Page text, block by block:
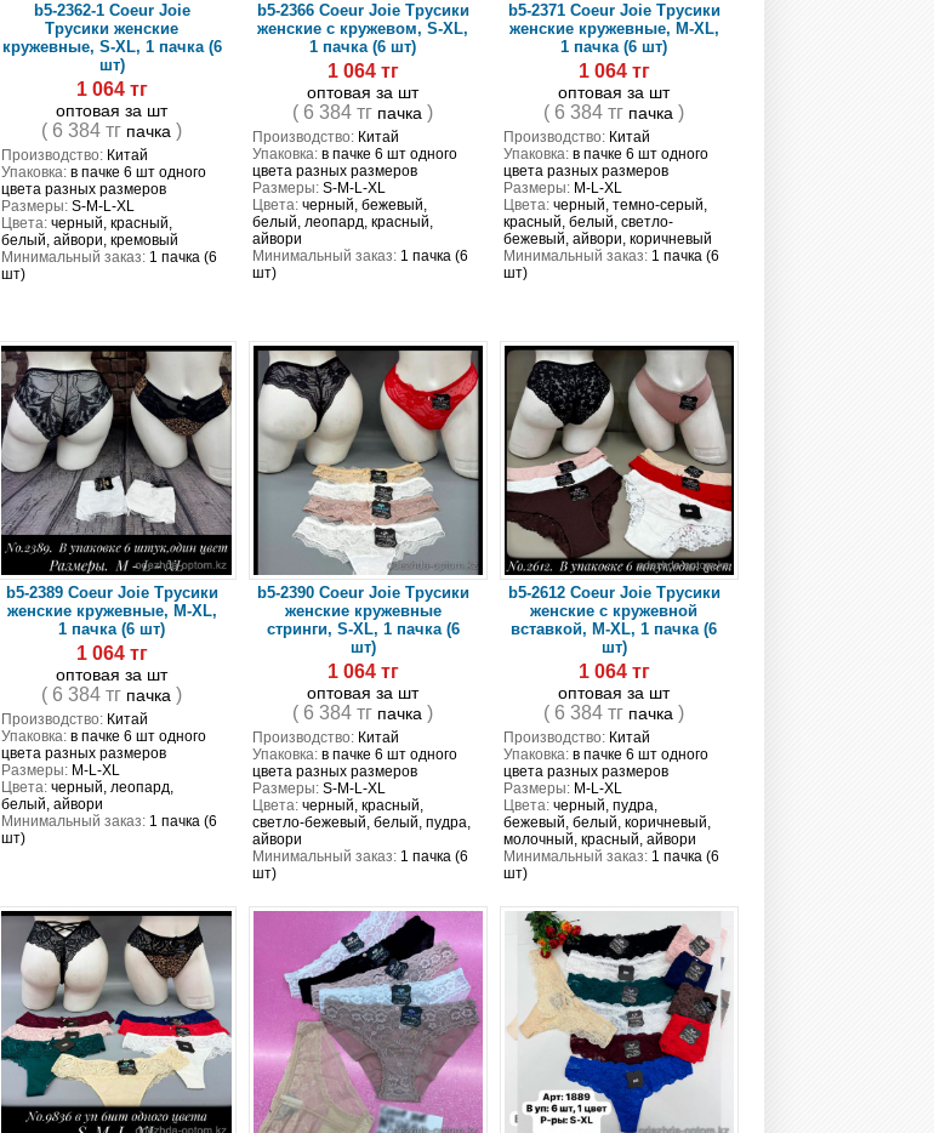
b5-2362-1 Coeur Joie
Трусики женские
кружевные, S-XL, 1 пачка (6
шт)
1 064 тг
оптовая за шт
( 6 384 тг пачка )
Производство:Китай
Упаковка:в пачке 6 шт одного
цвета разных размеров
Размеры:S-M-L-XL
Цвета:черный, красный,
белый, айвори, кремовый
Минимальный заказ:1 пачка (6
шт)
b5-2366 Coeur Joie Трусики
женские с кружевом, S-XL,
1 пачка (6 шт)
1 064 тг
оптовая за шт
( 6 384 тг пачка )
Производство:Китай
Упаковка:в пачке 6 шт одного
цвета разных размеров
Размеры:S-M-L-XL
Цвета:черный, бежевый,
белый, леопард, красный,
айвори
Минимальный заказ:1 пачка (6
шт)
b5-2371 Coeur Joie Трусики
женские кружевные, M-XL,
1 пачка (6 шт)
1 064 тг
оптовая за шт
( 6 384 тг пачка )
Производство:Китай
Упаковка:в пачке 6 шт одного
цвета разных размеров
Размеры:M-L-XL
Цвета:черный, темно-серый,
красный, белый, светло-
бежевый, айвори, коричневый
Минимальный заказ:1 пачка (6
шт)
b5-2389 Coeur Joie Трусики
женские кружевные, M-XL,
1 пачка (6 шт)
1 064 тг
оптовая за шт
( 6 384 тг пачка )
Производство:Китай
Упаковка:в пачке 6 шт одного
цвета разных размеров
Размеры:M-L-XL
Цвета:черный, леопард,
белый, айвори
Минимальный заказ:1 пачка (6
шт)
b5-2390 Coeur Joie Трусики
женские кружевные
стринги, S-XL, 1 пачка (6
шт)
1 064 тг
оптовая за шт
( 6 384 тг пачка )
Производство:Китай
Упаковка:в пачке 6 шт одного
цвета разных размеров
Размеры:S-M-L-XL
Цвета:черный, красный,
светло-бежевый, белый, пудра,
айвори
Минимальный заказ:1 пачка (6
шт)
b5-2612 Coeur Joie Трусики
женские с кружевной
вставкой, M-XL, 1 пачка (6
шт)
1 064 тг
оптовая за шт
( 6 384 тг пачка )
Производство:Китай
Упаковка:в пачке 6 шт одного
цвета разных размеров
Размеры:M-L-XL
Цвета:черный, пудра,
бежевый, белый, коричневый,
молочный, красный, айвори
Минимальный заказ:1 пачка (6
шт)